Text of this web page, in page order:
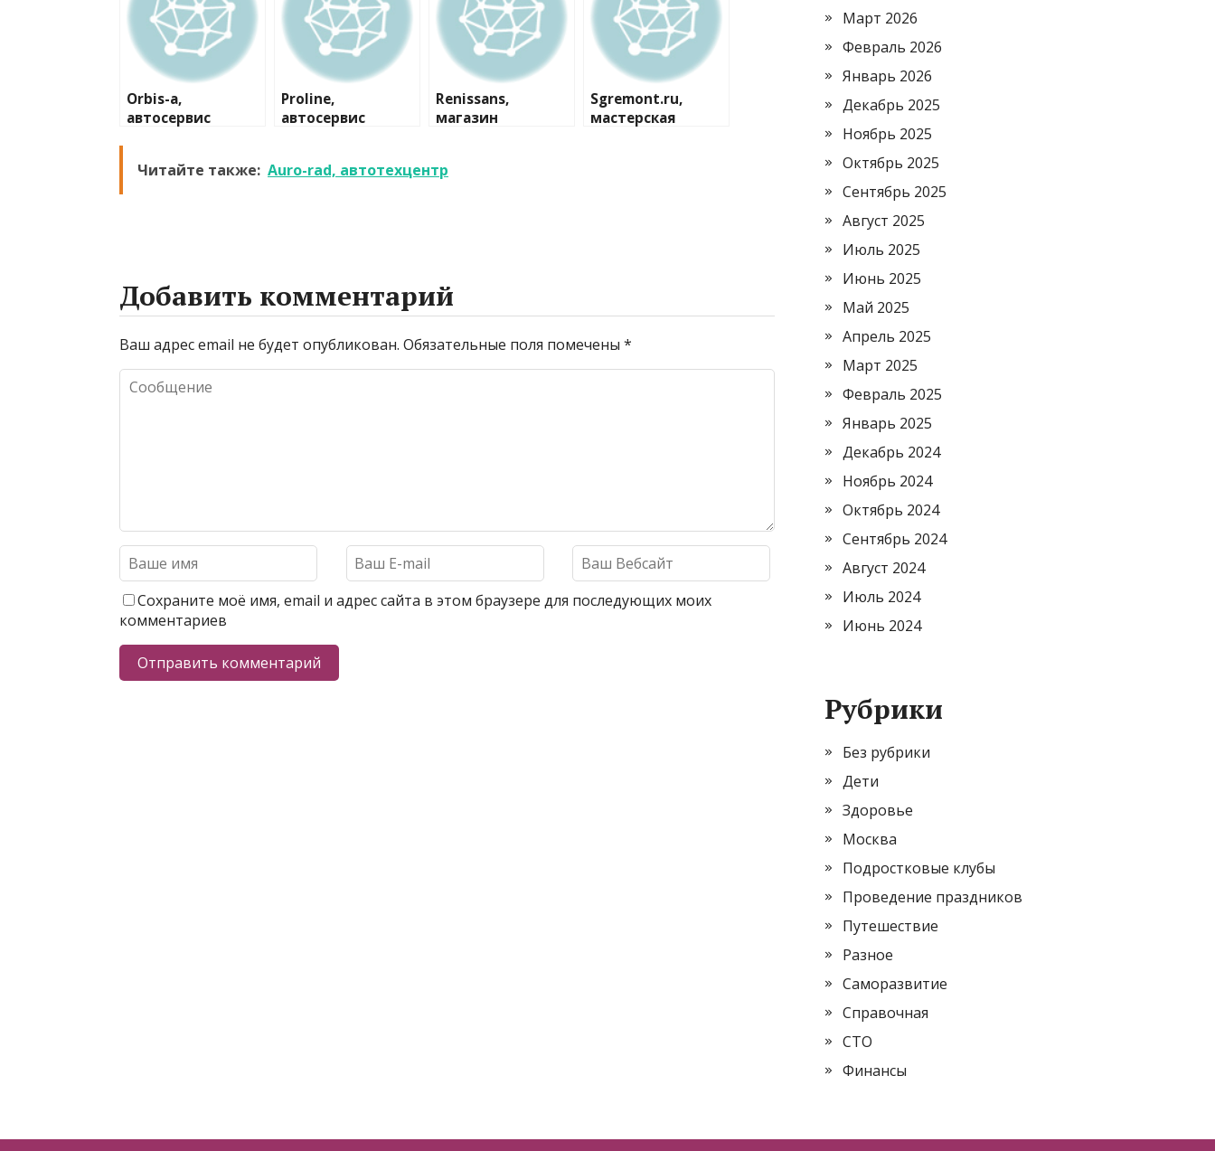
Orbis-a,
автосервис
Proline,
автосервис
Renissans,
магазин
Sgremont.ru,
мастерская
Читайте также: Auro-rad, автотехцентр
Добавить комментарий
Ваш адрес email не будет опубликован. Обязательные поля помечены *
Сохраните моё имя, email и адрес сайта в этом браузере для последующих моих
комментариев
Март 2026
Февраль 2026
Январь 2026
Декабрь 2025
Ноябрь 2025
Октябрь 2025
Сентябрь 2025
Август 2025
Июль 2025
Июнь 2025
Май 2025
Апрель 2025
Март 2025
Февраль 2025
Январь 2025
Декабрь 2024
Ноябрь 2024
Октябрь 2024
Сентябрь 2024
Август 2024
Июль 2024
Июнь 2024
Рубрики
Без рубрики
Дети
Здоровье
Москва
Подростковые клубы
Проведение праздников
Путешествие
Разное
Саморазвитие
Справочная
СТО
Финансы